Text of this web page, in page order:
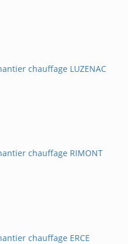
chauffage LUZENAC
chauffage RIMONT
chauffage ERCE